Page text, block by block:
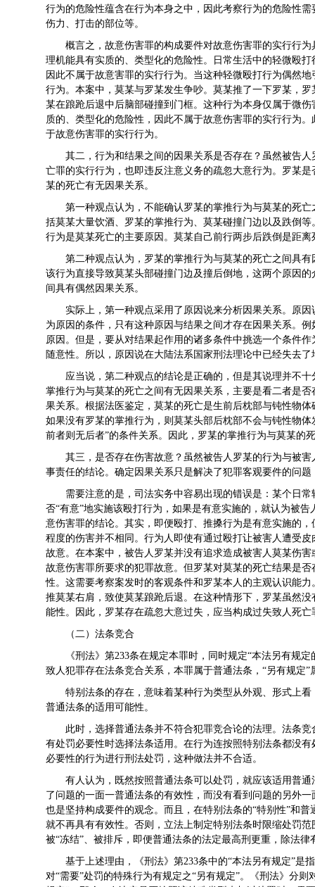
行为的危险性蕴含在行为本身之中，因此考察行为的危险性
伤力、打击的部位等。
概言之，故意伤害罪的构成要件对故意伤害罪的实行行
理机能具有实质的、类型化的危险性。日常生活中的轻微殴
因此不属于故意害罪的实行行为。当这种轻微殴打行为偶然
行为。本案中，莫某与罗某发生争吵。莫某推了一下罗某，
某在踉跄后退中后脑部碰撞到门框。这种行为本身仅属于微
质的、类型化的危险性，因此不属于故意伤害罪的实行行为
于故意伤害罪的实行行为。
其二，行为和结果之间的因果关系是否存在？虽然被告
亡罪的实行行为，也即违反注意义务的疏忽大意行为。罗某
某的死亡有无因果关系。
第一种观点认为，不能确认罗某的掌推行为与莫某的死
括莫某大量饮酒、罗某的掌推行为、莫某碰撞门边以及跌倒
行为是莫某死亡的主要原因。莫某自己前行两步后跌倒是距
第二种观点认为，罗某的掌推行为与莫某的死亡之间具
该行为直接导致莫某头部碰撞门边及撞后倒地，这两个原因
间具有偶然因果关系。
实际上，第一种观点采用了原因说来分析因果关系。原
为原因的条件，只有这种原因与结果之间才存在因果关系。
原因。但是，要从对结果起作用的诸多条件中挑选一个条件
随意性。所以，原因说在大陆法系国家刑法理论中已经失去了
应当说，第二种观点的结论是正确的，但是其说理并不
掌推行为与莫某的死亡之间有无因果关系，主要是看二者是
果关系。根据法医鉴定，莫某的死亡是生前后枕部与钝性物
如果没有罗某的掌推行为，则莫某头部后枕部不会与钝性物
前者则无后者”的条件关系。因此，罗某的掌推行为与莫某的
其三，是否存在伤害故意？虽然被告人罗某的行为与被
事责任的结论。确定因果关系只是解决了犯罪客观要件的问
需要注意的是，司法实务中容易出现的错误是：某个日
否“有意”地实施该殴打行为，如果是有意实施的，就认为被
意伤害罪的结论。其实，即便殴打、推搡行为是有意实施的
程度的伤害并不相同。行为人即使有通过殴打让被害人遭受
故意。在本案中，被告人罗某并没有追求造成被害人莫某伤
故意伤害罪所要求的犯罪故意。但罗某对莫某的死亡结果是
性。这需要考察案发时的客观条件和罗某本人的主观认识能
推莫某右肩，致使莫某踉跄后退。在这种情形下，罗某虽然
能性。因此，罗某存在疏忽大意过失，应当构成过失致人死亡
（二）法条竞合
《刑法》第233条在规定本罪时，同时规定“本法另有规
致人犯罪存在法条竞合关系，本罪属于普通法条，“另有规定”
特别法条的存在，意味着某种行为类型从外观、形式上
普通法条的适用可能性。
此时，选择普通法条并不符合犯罪竞合论的法理。法条
有处罚必要性时选择法条适用。在行为连按照特别法条都没
必要性的行为进行刑法处罚，这种做法并不合适。
有人认为，既然按照普通法条可以处罚，就应该适用普
了问题的一面一普通法条的有效性，而没有看到问题的另外
也是坚持构成要件的观念。而且，在特别法条的“特别性”和
就不再具有有效性。否则，立法上制定特别法条时限缩处罚
被“冻结”、被排斥，即便普通法条的法定最高刑更重，除法
基于上述理由，《刑法》第233条中的“本法另有规定”是
对“需要”处罚的特殊行为有规定之“另有规定”。《刑法》分